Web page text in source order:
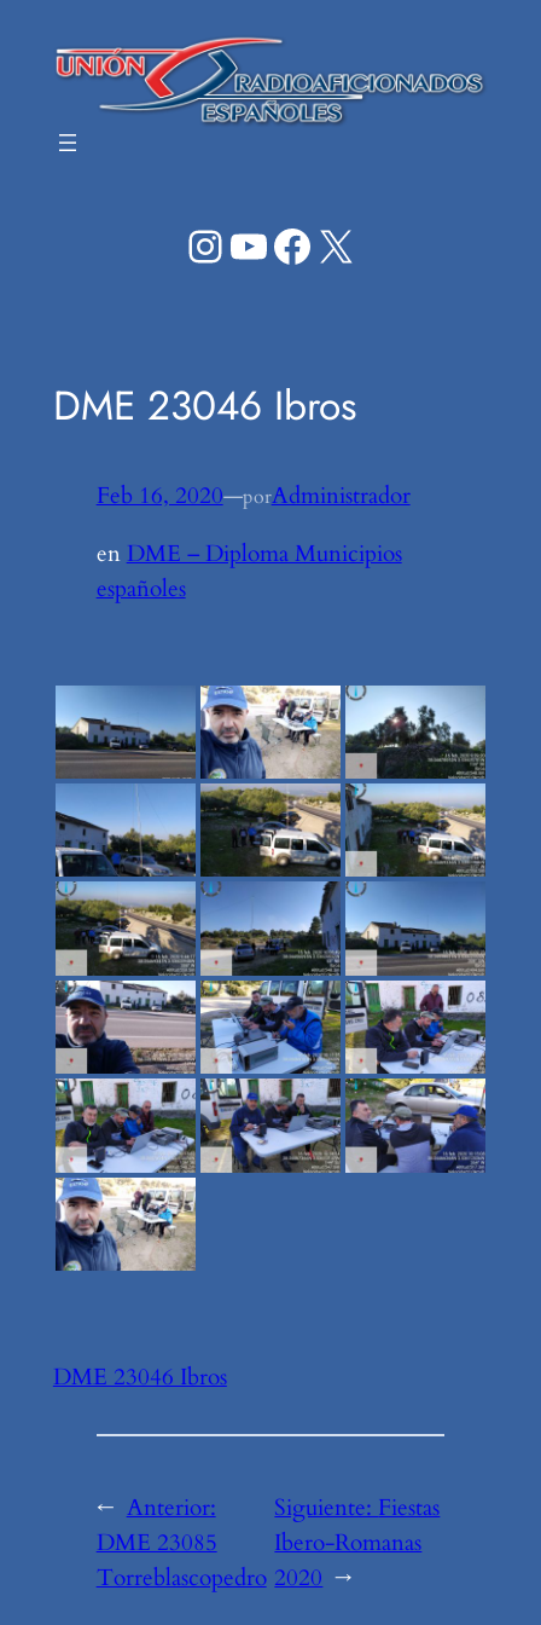
Instagram
YouTube
Facebook
X
DME 23046 Ibros
Feb 16, 2020—porAdministrador
enDME – Diploma Municipios
españoles
DME 23046 Ibros
← Anterior:
DME 23085
Torreblascopedro
Siguiente:Fiestas
Ibero-Romanas
2020 →